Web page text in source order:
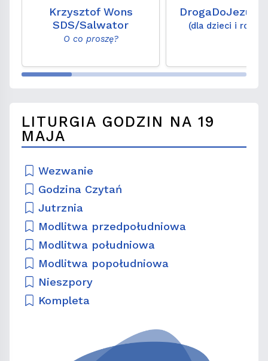
Krzysztof Wons
SDS/Salwator
O co proszę?
(dla dzieci i
LITURGIA GODZIN NA 19
MAJA
Wezwanie
Godzina Czytań
Jutrznia
Modlitwa przedpołudniowa
Modlitwa południowa
Modlitwa popołudniowa
Nieszpory
Kompleta